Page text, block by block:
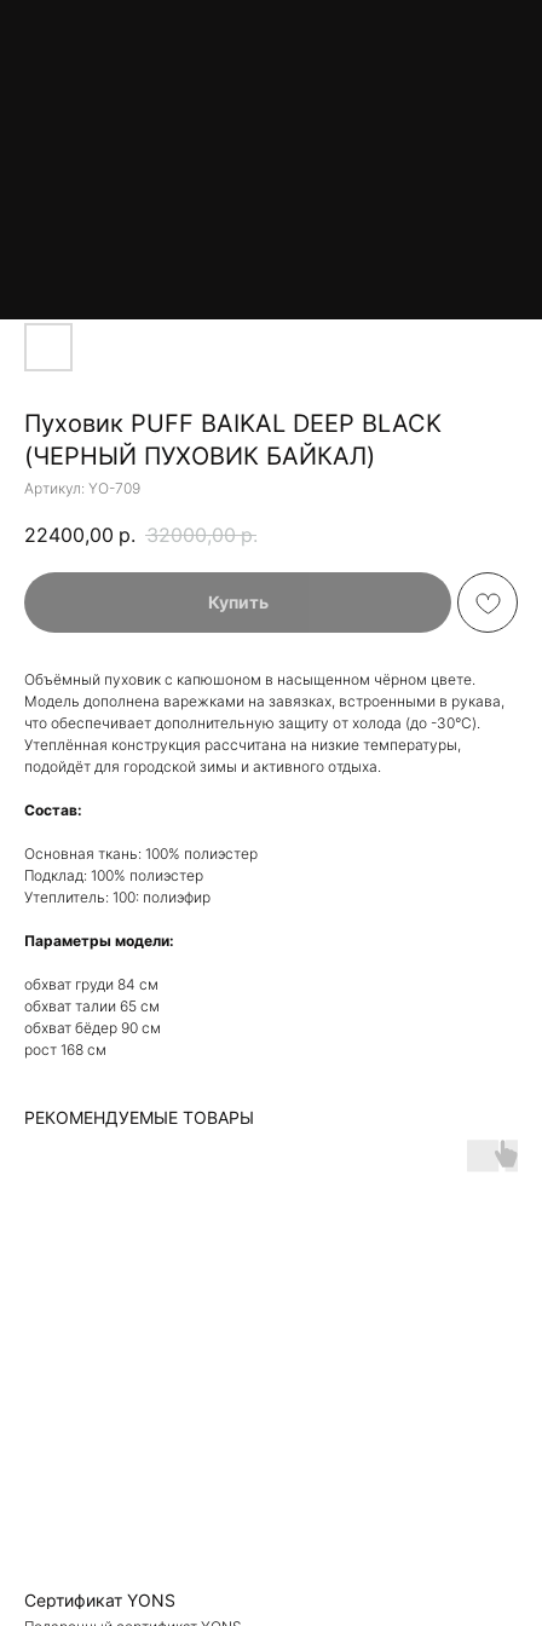
Пуховик PUFF BAIKAL DEEP BLACK
(ЧЕРНЫЙ ПУХОВИК БАЙКАЛ)
Артикул: YO-709
22400,00 р. 32000,00 р.
Купить
Объёмный пуховик с капюшоном в насыщенном чёрном цвете.
Модель дополнена варежками на завязках, встроенными в рукава,
что обеспечивает дополнительную защиту от холода (до -30°C).
Утеплённая конструкция рассчитана на низкие температуры,
подойдёт для городской зимы и активного отдыха.
Состав:
Основная ткань: 100% полиэстер
Подклад: 100% полиэстер
Утеплитель: 100: полиэфир
Параметры модели:
обхват груди 84 см
обхват талии 65 см
обхват бёдер 90 см
рост 168 см
РЕКОМЕНДУЕМЫЕ ТОВАРЫ
Сертификат YONS